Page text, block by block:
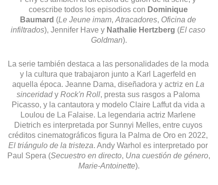
coescribe todos los episodios con Dominique
Baumard (Le Jeune imam, Atracadores, Oficina de
infiltrados), Jennifer Have y Nathalie Hertzberg (El caso
Goldman).
La serie también destaca a las personalidades de la moda
y la cultura que trabajaron junto a Karl Lagerfeld en
aquella época. Jeanne Dama, diseñadora y actriz en La
sinceridad y Rock'n Roll, presta sus rasgos a Paloma
Picasso, y la cantautora y modelo Claire Laffut da vida a
Loulou de La Falaise. La legendaria actriz Marlene
Dietrich es interpretada por Sunnyi Melles, entre cuyos
El triángulo de la tristeza. Andy Warhol es interpretado por
Paul Spera (Secuestro en directo, Una cuestión de género
Marie-Antoinette).